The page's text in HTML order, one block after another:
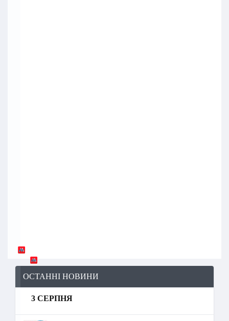
ОСТАННІ НОВИНИ
3 СЕРПНЯ